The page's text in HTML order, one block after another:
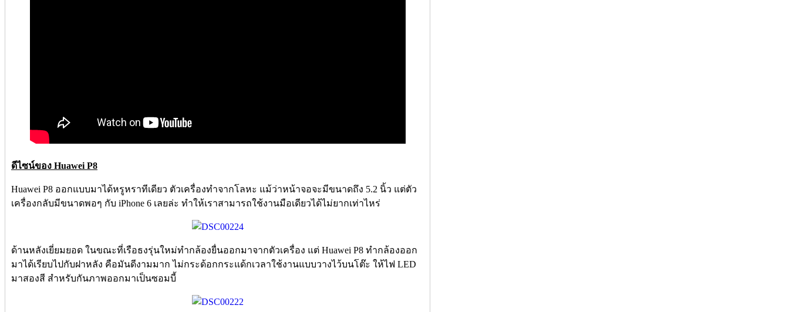
ดีไซน์ของ Huawei P8
Huawei P8 ออกแบบมาได้หรูหราทีเดียว ตัวเครื่องทำจากโลหะ แม้ว่าหน้าจอจะมีขนาดถึง 5.2 นิ้ว แต่ตัว
เครื่องกลับมีขนาดพอๆ กับ iPhone 6 เลยล่ะ ทำให้เราสามารถใช้งานมือเดียวได้ไม่ยากเท่าไหร่
ด้านหลังเยี่ยมยอด ในขณะที่เรือธงรุ่นใหม่ทำกล้องยื่นออกมาจากตัวเครื่อง แต่ Huawei P8 ทำกล้องออก
มาได้เรียบไปกับฝาหลัง คือมันดีงามมาก ไม่กระด้อกกระแด้กเวลาใช้งานแบบวางไว้บนโต๊ะ ให้ไฟ LED
มาสองสี สำหรับกันภาพออกมาเป็นซอมบี้